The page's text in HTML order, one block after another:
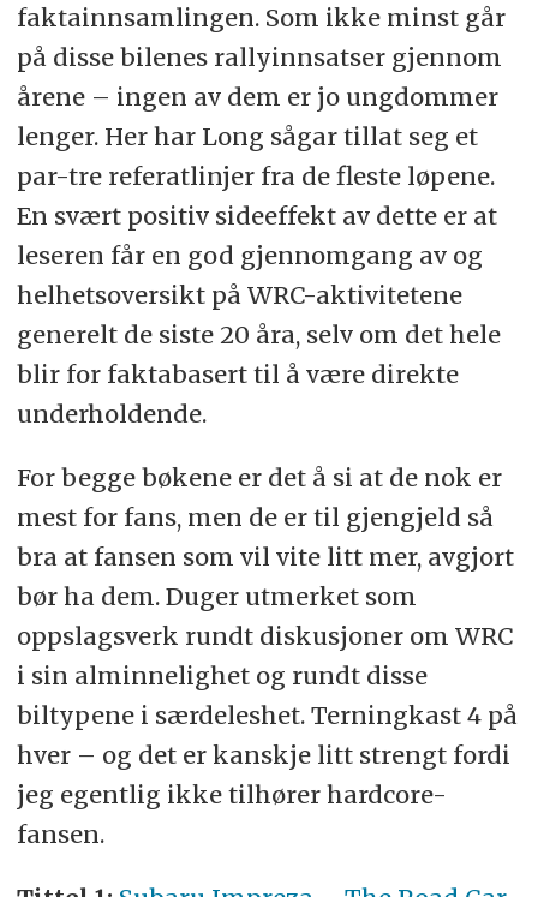
faktainnsamlingen. Som ikke minst går
på disse bilenes rallyinnsatser gjennom
årene – ingen av dem er jo ungdommer
lenger. Her har Long sågar tillat seg et
par-tre referatlinjer fra de fleste løpene.
En svært positiv sideeffekt av dette er at
leseren får en god gjennomgang av og
helhetsoversikt på WRC-aktivitetene
generelt de siste 20 åra, selv om det hele
blir for faktabasert til å være direkte
underholdende.
For begge bøkene er det å si at de nok er
mest for fans, men de er til gjengjeld så
bra at fansen som vil vite litt mer, avgjort
bør ha dem. Duger utmerket som
oppslagsverk rundt diskusjoner om WRC
i sin alminnelighet og rundt disse
biltypene i særdeleshet. Terningkast 4 på
hver – og det er kanskje litt strengt fordi
jeg egentlig ikke tilhører hardcore-
fansen.